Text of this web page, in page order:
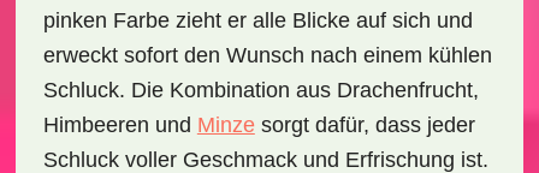
pinken Farbe zieht er alle Blicke auf sich und
erweckt sofort den Wunsch nach einem kühlen
Schluck. Die Kombination aus Drachenfrucht,
Himbeeren und Minzesorgt dafür, dass jeder
Schluck voller Geschmack und Erfrischung ist.